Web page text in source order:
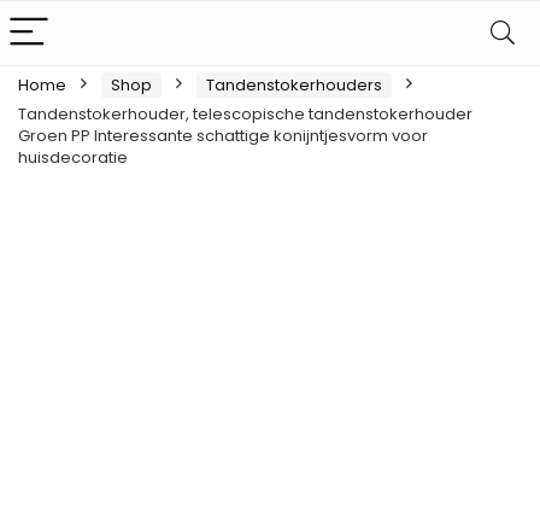
Home Shop
Tandenstokerhouders
Tandenstokerhouder, telescopische tandenstokerhouder
Groen PP Interessante schattige konijntjesvorm voor
huisdecoratie